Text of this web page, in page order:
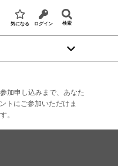
気になる ログイン 検索
加申し込みまで、あなた
トにご参加いただけま
。